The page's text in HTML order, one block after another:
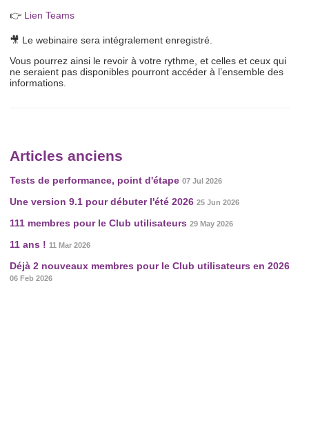
👉 Lien Teams
🎥 Le webinaire sera intégralement enregistré.
Vous pourrez ainsi le revoir à votre rythme, et celles et ceux qui
ne seraient pas disponibles pourront accéder à l’ensemble des
informations.
Articles anciens
Tests de performance, point d'étape 07 Jul 2026
Une version 9.1 pour débuter l'été 2026 25 Jun 2026
111 membres pour le Club utilisateurs 29 May 2026
11 ans ! 11 Mar 2026
Déjà 2 nouveaux membres pour le Club utilisateurs en 2026
06 Feb 2026